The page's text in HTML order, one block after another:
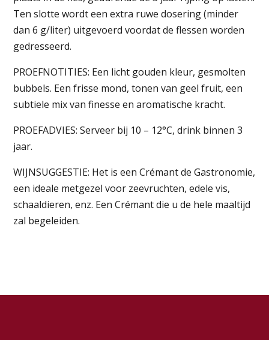
Ten slotte wordt een extra ruwe dosering (minder
dan 6 g/liter) uitgevoerd voordat de flessen worden
gedresseerd.
PROEFNOTITIES: Een licht gouden kleur, gesmolten
bubbels. Een frisse mond, tonen van geel fruit, een
subtiele mix van finesse en aromatische kracht.
PROEFADVIES: Serveer bij 10 – 12°C, drink binnen 3
jaar.
WIJNSUGGESTIE: Het is een Crémant de Gastronomie,
een ideale metgezel voor zeevruchten, edele vis,
schaaldieren, enz. Een Crémant die u de hele maaltijd
zal begeleiden.